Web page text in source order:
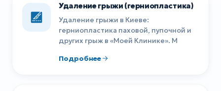
Удаление грыжи (герниопластика)
Удаление грыжи в Киеве:
герниопластика паховой, пупочной и
других грыж в «Моей Клинике». М
Подробнее